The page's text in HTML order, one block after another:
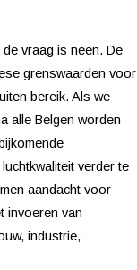
vraag is neen. De
grenswaarden voor
bereik. Als we
alle Belgen worden
verder te
aandacht voor
invoeren van
industrie,